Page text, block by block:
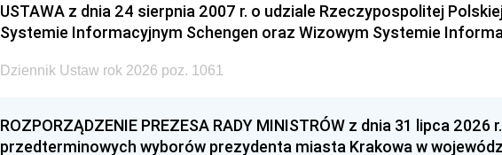
USTAWA z dnia 24 sierpnia 2007 r. o udziale Rzeczypospolitej
Systemie Informacyjnym Schengen oraz Wizowym Systemie
Dziennik Ustaw rok 2026 poz. 1061
ROZPORZĄDZENIE PREZESA RADY MINISTRÓW z dnia 31 lipca 2026
przedterminowych wyborów prezydenta miasta Krakowa w